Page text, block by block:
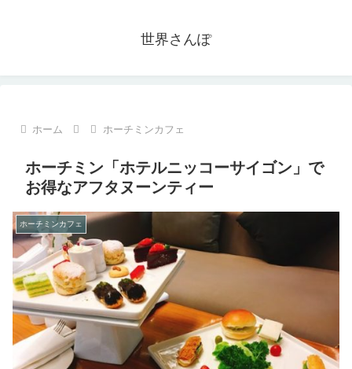
世界さんぽ
ホーム ホーチミンカフェ
ホーチミン「ホテルニッコーサイゴン」で
お得なアフタヌーンティー
ホーチミンカフェ